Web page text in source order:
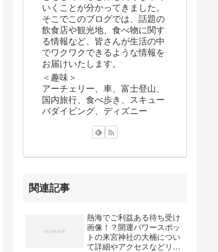
いくことが分かってきました。
そこでこのブログでは、話題の
飲食店や観光地、食べ物に関す
る情報など、皆さんが生活の中
でワクワクできるような情報を
お届けいたします。
＜趣味＞
アーチェリー、車、富士登山、
国内旅行、食べ歩き、スキュー
バダイビング、ディズニー
関連記事
熱海でご利益ある待ち受け
画像！？開運パワースポッ
トの来宮神社の大楠につい
て詳細やアクセスなどリサ